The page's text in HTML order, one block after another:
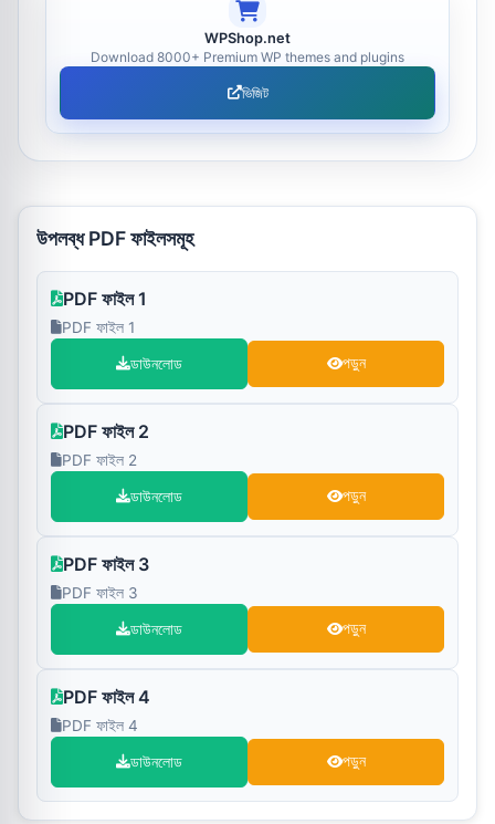
WPShop.net
Download 8000+ Premium WP themes and plugins
ভিজিট
উপলব্ধ PDF ফাইলসমূহ
PDF ফাইল 1
PDF ফাইল 1
ডাউনলোড পড়ুন
PDF ফাইল 2
PDF ফাইল 2
ডাউনলোড পড়ুন
PDF ফাইল 3
PDF ফাইল 3
ডাউনলোড পড়ুন
PDF ফাইল 4
PDF ফাইল 4
ডাউনলোড পড়ুন